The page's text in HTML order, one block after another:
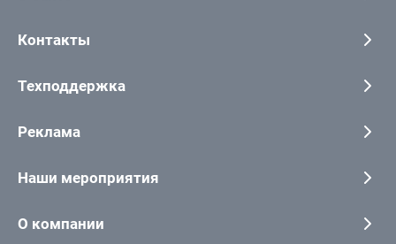
Контакты
Техподдержка
Реклама
Наши мероприятия
О компании